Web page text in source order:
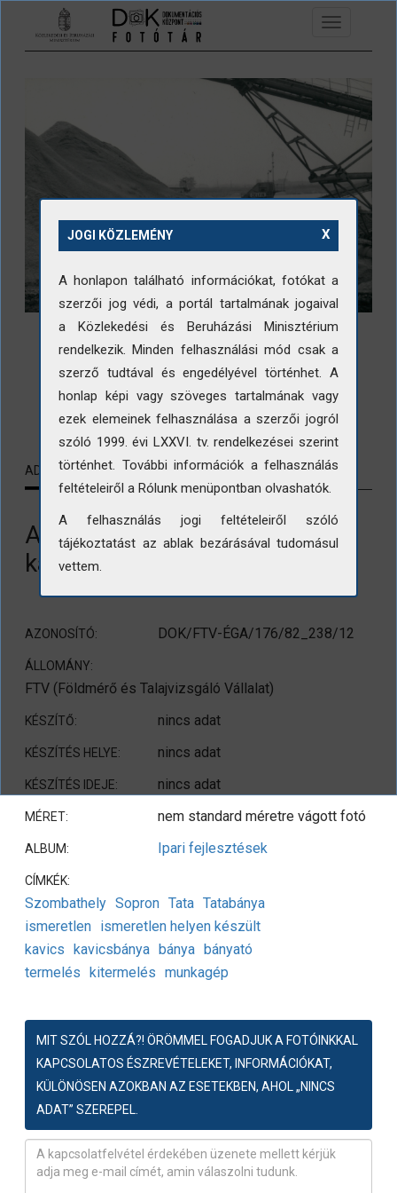
Ugrás a tartalomra
Toggle
navigation
LETÖLTÉS
ADATLAP KAPCSOLÓDÓ TARTALMAK
A Delfin munka közben -
kavicsbánya
AZONOSÍTÓ: DOK/FTV-ÉGA/176/82_238/12
ÁLLOMÁNY:
FTV (Földmérő és Talajvizsgáló Vállalat)
KÉSZÍTŐ: nincs adat
KÉSZÍTÉS HELYE: nincs adat
KÉSZÍTÉS IDEJE: nincs adat
MÉRET: nem standard méretre vágott fotó
ALBUM: Ipari fejlesztések
CÍMKÉK:
Szombathely Sopron Tata Tatabánya
ismeretlen ismeretlen helyen készült
kavics kavicsbánya bánya bányató
termelés kitermelés munkagép
MIT SZÓL HOZZÁ?! ÖRÖMMEL FOGADJUK A FOTÓINKKAL
KAPCSOLATOS ÉSZREVÉTELEKET, INFORMÁCIÓKAT,
KÜLÖNÖSEN AZOKBAN AZ ESETEKBEN, AHOL „NINCS
ADAT” SZEREPEL.
X
JOGI KÖZLEMÉNY
A honlapon található információkat, fotókat a
szerzői jog védi, a portál tartalmának jogaival
a Közlekedési és Beruházási Minisztérium
rendelkezik. Minden felhasználási mód csak a
szerző tudtával és engedélyével történhet. A
honlap képi vagy szöveges tartalmának vagy
ezek elemeinek felhasználása a szerzői jogról
szóló 1999. évi LXXVI. tv. rendelkezései szerint
történhet. További információk a felhasználás
feltételeiről a Rólunk menüpontban olvashatók.
A felhasználás jogi feltételeiről szóló
tájékoztatást az ablak bezárásával tudomásul
vettem.